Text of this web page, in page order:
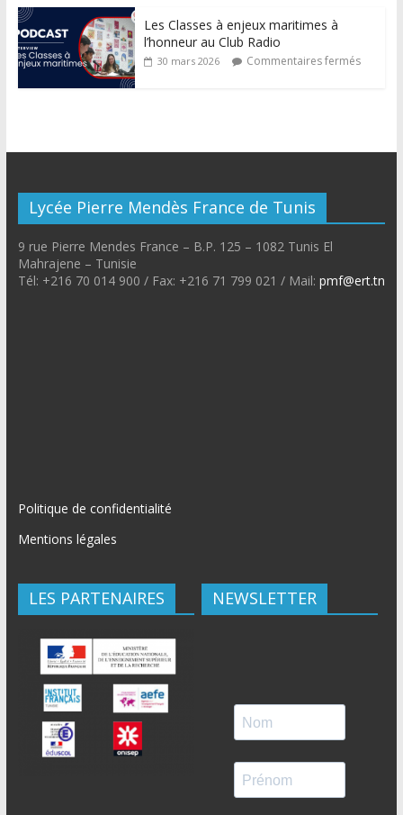
Les Classes à enjeux maritimes à
l’honneur au Club Radio
30 mars 2026 Commentaires fermés
Lycée Pierre Mendès France de Tunis
9 rue Pierre Mendes France – B.P. 125 – 1082 Tunis El
Mahrajene – Tunisie
Tél: +216 70 014 900 / Fax: +216 71 799 021 / Mail: pmf@ert.tn
Politique de confidentialité
Mentions légales
LES PARTENAIRES NEWSLETTER